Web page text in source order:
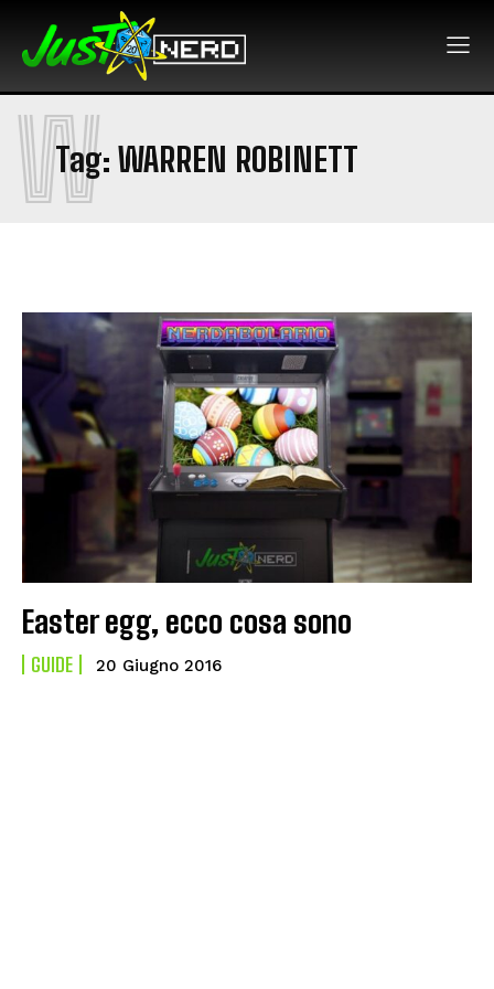
Tag: WARREN ROBINETT
W
Easter egg, ecco cosa sono
GUIDE 20 Giugno 2016